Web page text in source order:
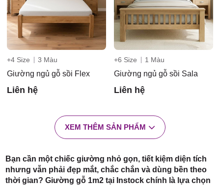
+4 Size 3 Màu
Giường ngủ gỗ sồi Flex
Liên hệ
+6 Size 1 Màu
Giường ngủ gỗ sồi Sala
Liên hệ
XEM THÊM SẢN PHẨM
Bạn cần một chiếc giường nhỏ gọn, tiết kiệm diện tích
nhưng vẫn phải đẹp mắt, chắc chắn và dùng bền theo
thời gian? Giường gỗ 1m2 tại Instock chính là lựa chọn